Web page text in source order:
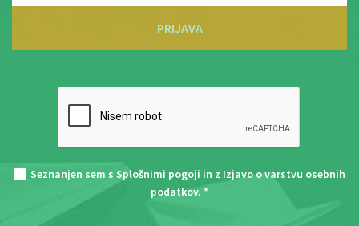
PRIJAVA
Seznanjen sem s Splošnimi pogoji in z Izjavo o varstvu osebnih
podatkov. *